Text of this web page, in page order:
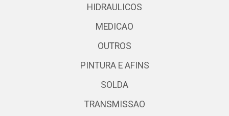
HIDRAULICOS
MEDICAO
OUTROS
PINTURA E AFINS
SOLDA
TRANSMISSAO